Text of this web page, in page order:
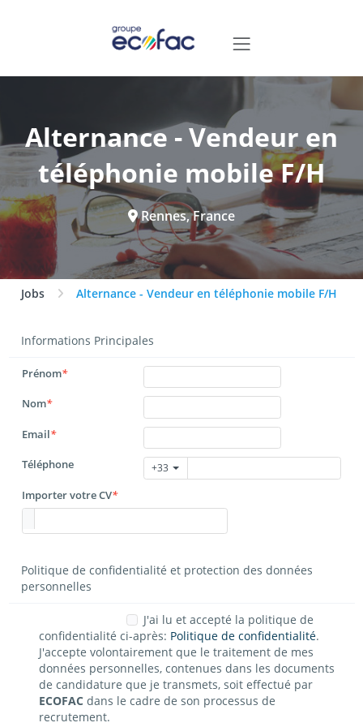
Alternance - Vendeur en
téléphonie mobile F/H
Rennes, France
Jobs Alternance - Vendeur en téléphonie mobile F/H
Informations Principales
Prénom*
Nom*
Email*
Téléphone +33
Importer votre CV*
Politique de confidentialité et protection des données
personnelles
J'ai lu et accepté la politique de
confidentialité ci-après: Politique de confidentialité.
J'accepte volontairement que le traitement de mes
données personnelles, contenues dans les documents
de candidature que je transmets, soit effectué par
ECOFACdans le cadre de son processus de
recrutement.